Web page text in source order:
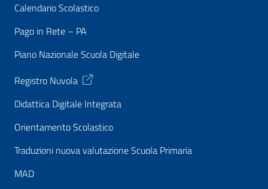
Calendario Scolastico
Pago in Rete – PA
Piano Nazionale Scuola Digitale
Registro Nuvola
Didattica Digitale Integrata
Orientamento Scolastico
Traduzioni nuova valutazione Scuola Primaria
MAD